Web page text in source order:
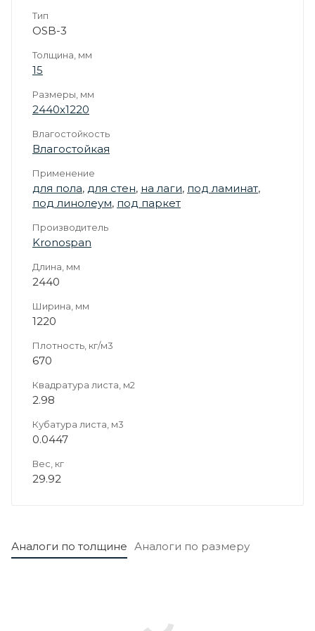
Тип
OSB-3
Толщина, мм
15
Размеры, мм
2440х1220
Влагостойкость
Влагостойкая
Применение
для пола, для стен, на лаги, под ламинат,
под линолеум, под паркет
Производитель
Kronospan
Длина, мм
2440
Ширина, мм
1220
Плотность, кг/м3
670
Квадратура листа, м2
2.98
Кубатура листа, м3
0.0447
Вес, кг
29.92
Аналоги по толщине Аналоги по размеру